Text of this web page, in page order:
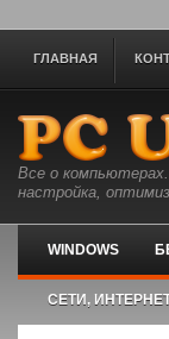
ГЛАВНАЯ
Все о
настройка,
WINDOWS
СЕТИ,